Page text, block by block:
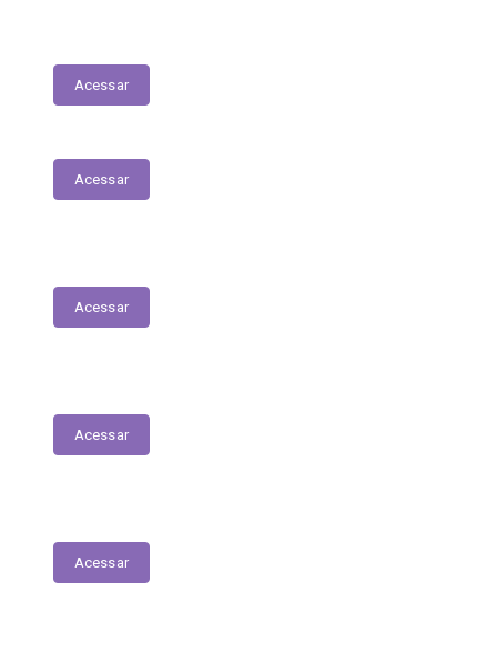
Acessar
Acessar
Acessar
Acessar
Acessar